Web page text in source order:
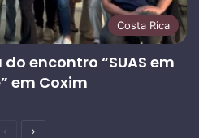
Costa Rica
encontro “SUAS em
em Coxim
PáginaPróxima